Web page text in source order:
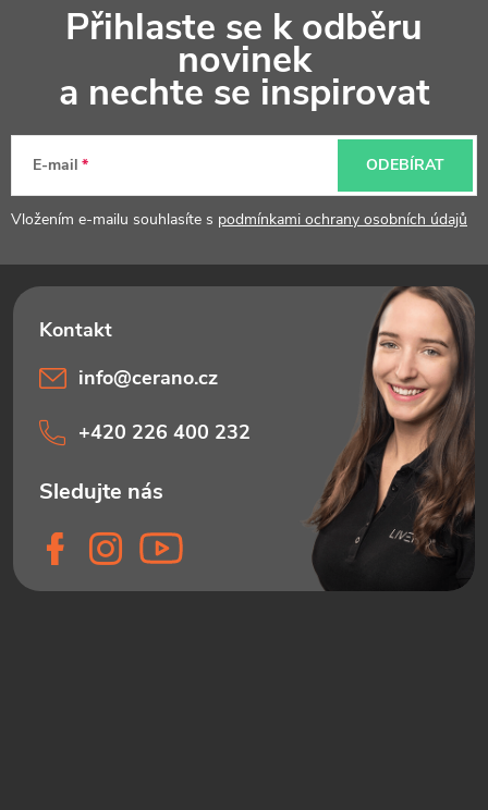
a
Přihlaste se k odběru
novinek
a nechte se inspirovat
E-mail
Vložením e-mailu souhlasíte s podmínkami ochrany osobních údajů
ODEBÍRAT
info@cerano.cz
+420 226 400 232